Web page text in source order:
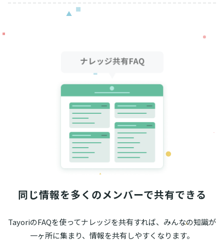
同じ情報を多くのメンバーで共有できる
TayoriのFAQを使ってナレッジを共有すれば、みんなの知識が
一ヶ所に集まり、情報を共有しやすくなります。